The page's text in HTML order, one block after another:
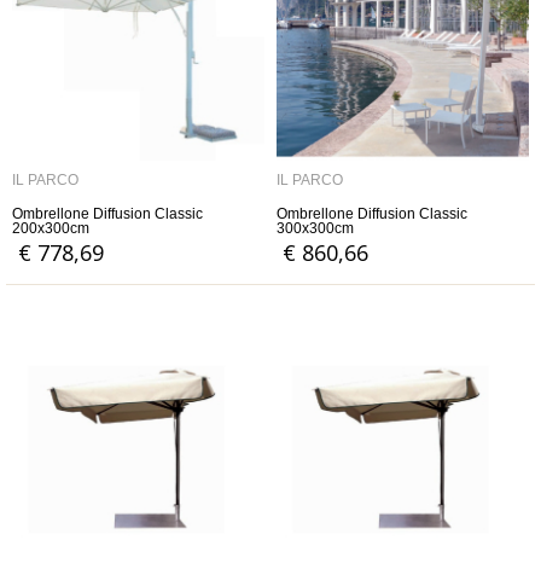
IL PARCO
Ombrellone Diffusion Classic
200x300cm
€ 778,69
IL PARCO
Ombrellone Diffusion Classic
300x300cm
€ 860,66